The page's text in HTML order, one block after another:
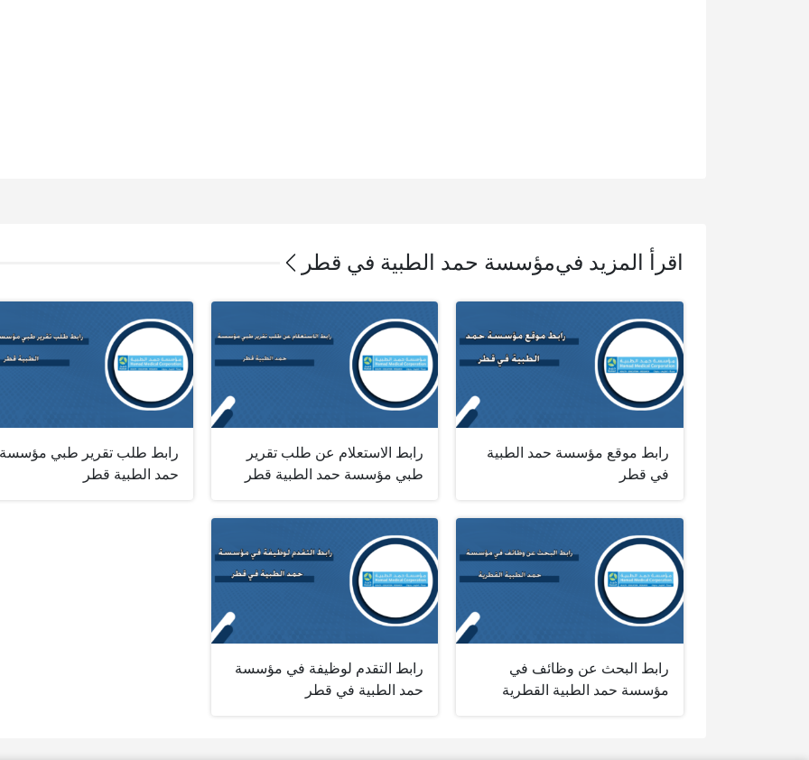
اقرأ المزيد فيمؤسسة حمد الطبية في قطر
رابط موقع مؤسسة حمد الطبية
في قطر
رابط الاستعلام عن طلب تقرير
طبي مؤسسة حمد الطبية قطر
رابط طلب تقرير طبي مؤسسة
حمد الطبية قطر
رابط البحث عن وظائف في
مؤسسة حمد الطبية القطرية
رابط التقدم لوظيفة في مؤسسة
حمد الطبية في قطر